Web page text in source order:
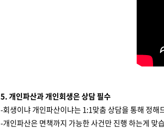
5. 개인파산과 개인회생은 상담 필수
-회생이냐 개인파산이냐는 1:1맞춤 상담을 통해 정해
-개인파산은 면책까지 가능한 사건만 진행 하는게 맞